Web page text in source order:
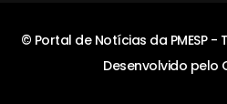
© Portal de Notícias da PMESP
Desenvolvido pelo